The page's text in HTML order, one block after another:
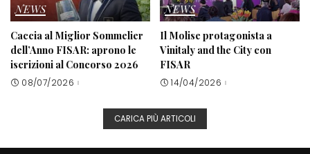
NEWS
Caccia al Miglior Sommelier
dell’Anno FISAR: aprono le
iscrizioni al Concorso 2026
08/07/2026
NEWS
Il Molise protagonista a
Vinitaly and the City con
FISAR
14/04/2026
CARICA PIÙ ARTICOLI